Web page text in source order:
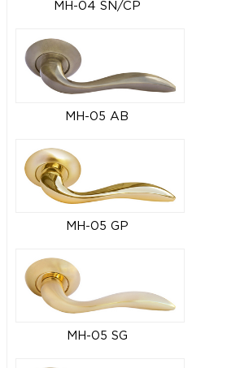
MH-04 SN/CP
MH-05 AB
MH-05 GP
MH-05 SG